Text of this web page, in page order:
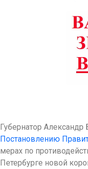
Губернатор Александр
Постановлению
мерах по
Петербурге новой